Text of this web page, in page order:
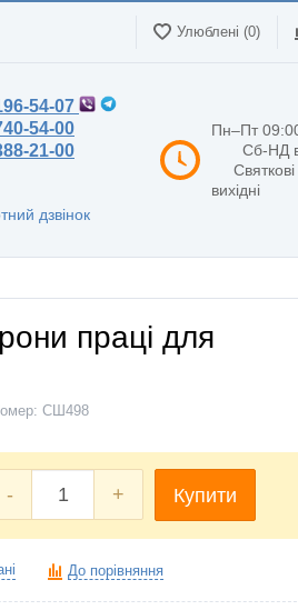
Улюблені (0)
54-07
54-00
21-00
дзвінок
Пн–Пт
Сб-НД
Святкові
вихідні
праці для
СШ498
- + Купити
До порівняння